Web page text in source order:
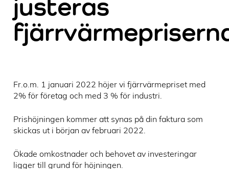
Fr.o.m. 1 januari 2022 höjer vi fjärrvärmepriset med
2% för företag och med 3 % för industri.
Prishöjningen kommer att synas på din faktura som
skickas ut i början av februari 2022.
Ökade omkostnader och behovet av investeringar
ligger till grund för höjningen.